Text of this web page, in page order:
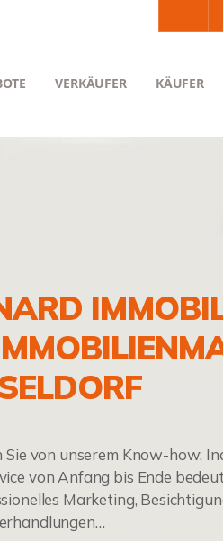
VERKÄUFER KÄUFER
Sie von unserem Know-how:
von Anfang bis Ende
Marketing,